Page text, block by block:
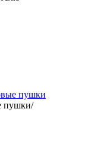
пушки
пушки/